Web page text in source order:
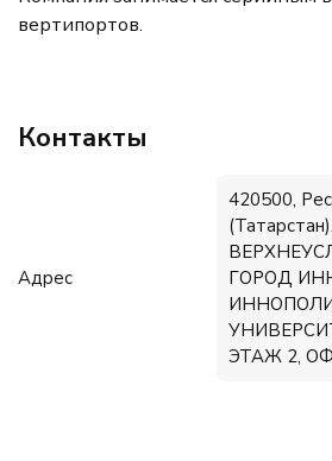
вертипортов.
Контакты
Адрес
420500,
ГОРОД
ЭТАЖ 2,